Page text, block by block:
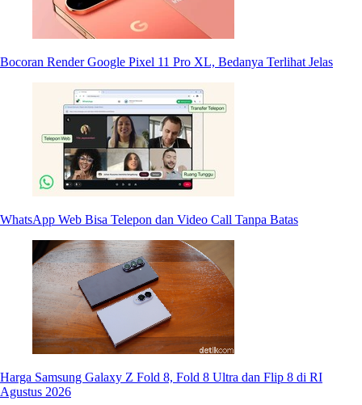
Bocoran Render Google Pixel 11 Pro XL, Bedanya Terlihat Jelas
WhatsApp Web Bisa Telepon dan Video Call Tanpa Batas
Harga Samsung Galaxy Z Fold 8, Fold 8 Ultra dan Flip 8 di RI
Agustus 2026